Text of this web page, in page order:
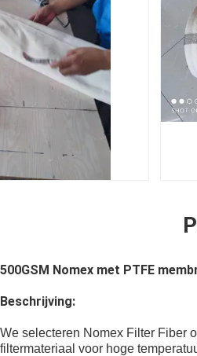
500GSM Nomex met PTFE
Beschrijving:
We selecteren Nomex Filter Fiber
filtermateriaal voor hoge